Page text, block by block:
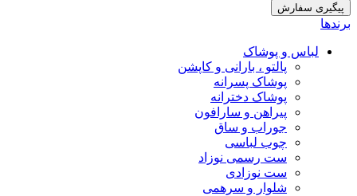
پیگیری سفارش
برندها
لباس و پوشاک
پالتو ، بارانی و کاپشن
پوشاک پسرانه
پوشاک دخترانه
پیراهن و سارافون
جوراب و ساق
چوب لباسی
ست رسمی نوزاد
ست نوزادی
شلوار و سرهمی